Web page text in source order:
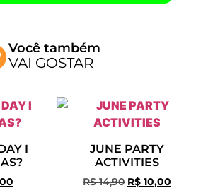
Você também
VAI GOSTAR
I
JUNE PARTY
ACTIVITIES
R$14,90 R$ 10,00